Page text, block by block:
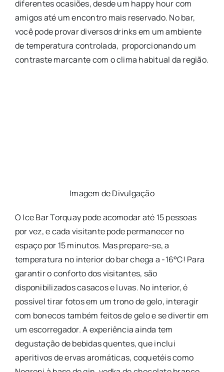
diferentes ocasiões, desde um happy hour com
amigos até um encontro mais reservado. No bar,
você pode provar diversos drinks em um ambiente
de temperatura controlada, proporcionando um
contraste marcante com o clima habitual da região.
Imagem de Divulgação
O Ice Bar Torquay pode acomodar até 15 pessoas
por vez, e cada visitante pode permanecer no
espaço por 15 minutos. Mas prepare-se, a
temperatura no interior do bar chega a -16°C! Para
garantir o conforto dos visitantes, são
disponibilizados casacos e luvas. No interior, é
possível tirar fotos em um trono de gelo, interagir
com bonecos também feitos de gelo e se divertir em
um escorregador. A experiência ainda tem
degustação de bebidas quentes, que inclui
aperitivos de ervas aromáticas, coquetéis como